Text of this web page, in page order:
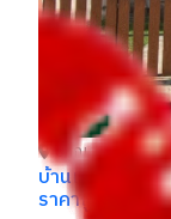
ปากเกร็ด นนทบุรี
บ้านเดี่ยว หมู่บ้า
ราคาถูก พร้อม